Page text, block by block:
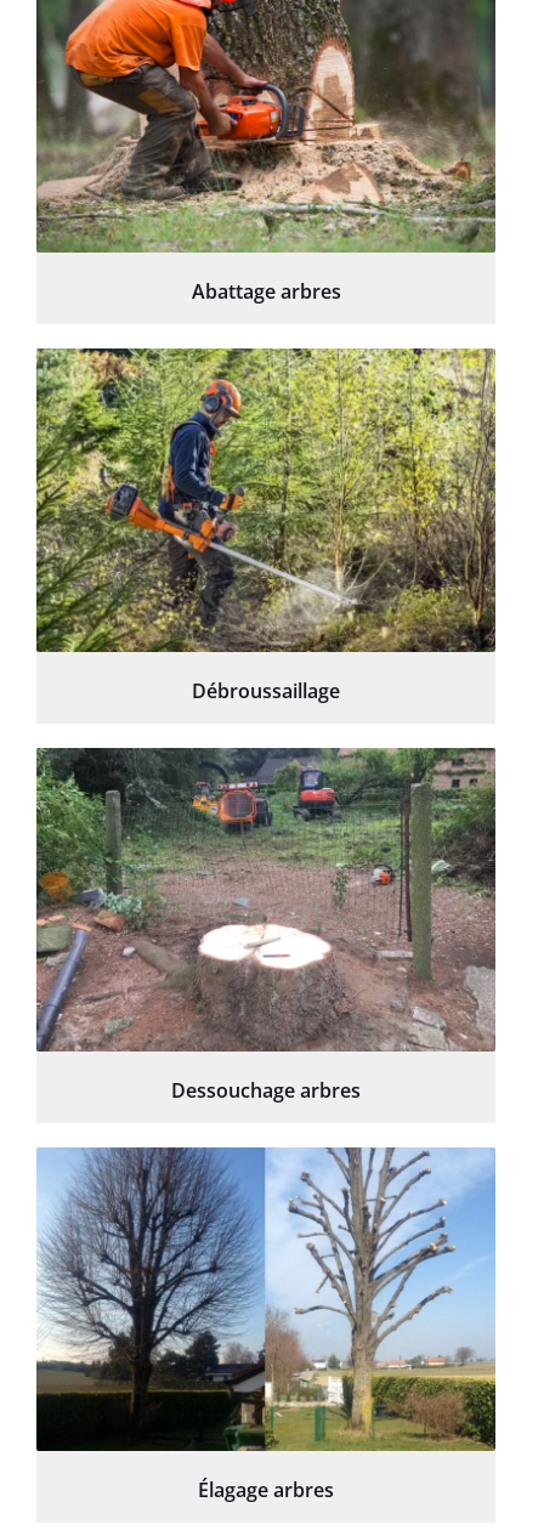
Abattage arbres
Débroussaillage
Dessouchage arbres
Élagage arbres